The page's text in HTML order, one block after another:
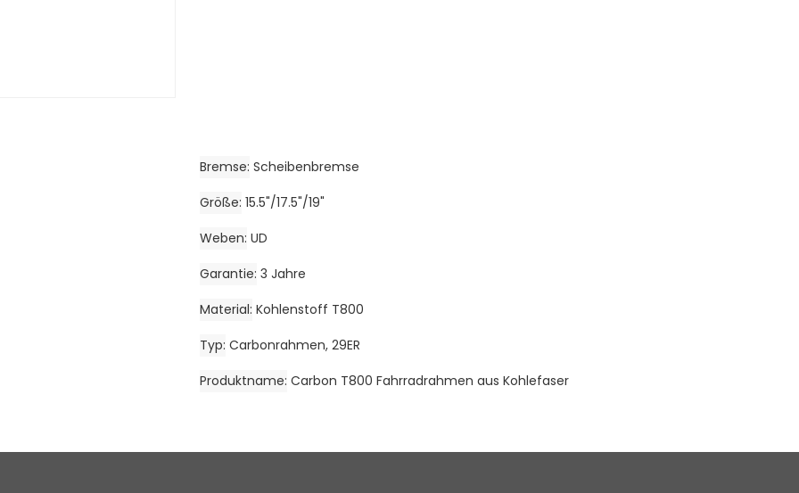
Bremse Scheibenbremse
Größe 15.5"/17.5"/19"
Weben UD
Garantie 3 Jahre
Material Kohlenstoff T800
Typ Carbonrahmen, 29ER
Produktname Carbon T800 Fahrradrahmen aus Kohlefaser